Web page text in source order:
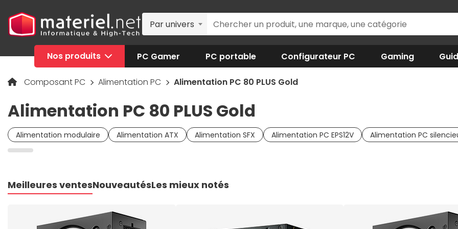
Par univers
Nos produits PC Gamer PC portable Configurateur PC Gaming
Composant PC Alimentation PC Alimentation PC 80 PLUS Gold
Alimentation PC 80 PLUS Gold
Alimentation modulaire Alimentation ATX Alimentation SFX Alimentation PC EPS12V Alimentation PC
Meilleures ventesNouveautésLes mieux notés